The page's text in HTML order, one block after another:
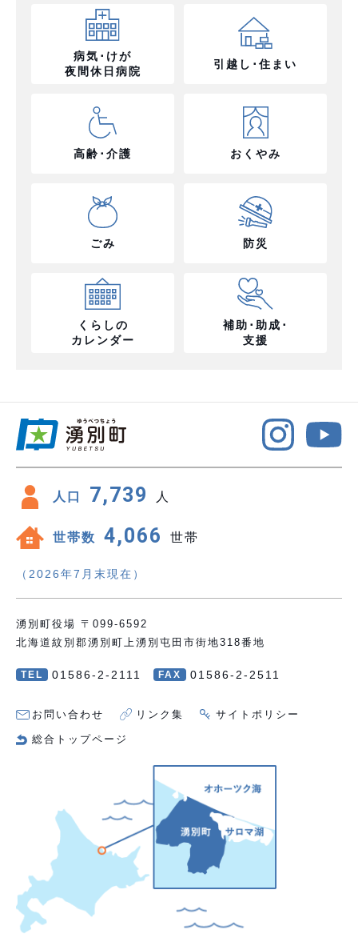
病気･けが
夜間休日病院
引越し･住まい
高齢･介護 おくやみ
ごみ 防災
くらしの
カレンダー
補助･助成･
支援
人口 7,739 人
世帯数 4,066 世帯
（2026年7月末現在）
湧別町役場 〒099-6592
北海道紋別郡湧別町上湧別屯田市街地318番地
TEL 01586-2-2111 FAX 01586-2-2511
お問い合わせ リンク集 サイトポリシー
総合トップページ